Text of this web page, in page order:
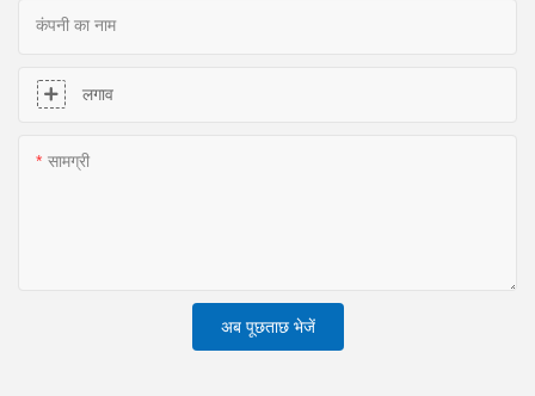
कंपनी का नाम
लगाव
सामग्री
अब पूछताछ भेजें